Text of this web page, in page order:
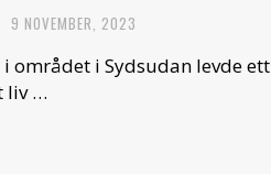
9 NOVEMBER, 2023
området i Sydsudan levde ett
liv …